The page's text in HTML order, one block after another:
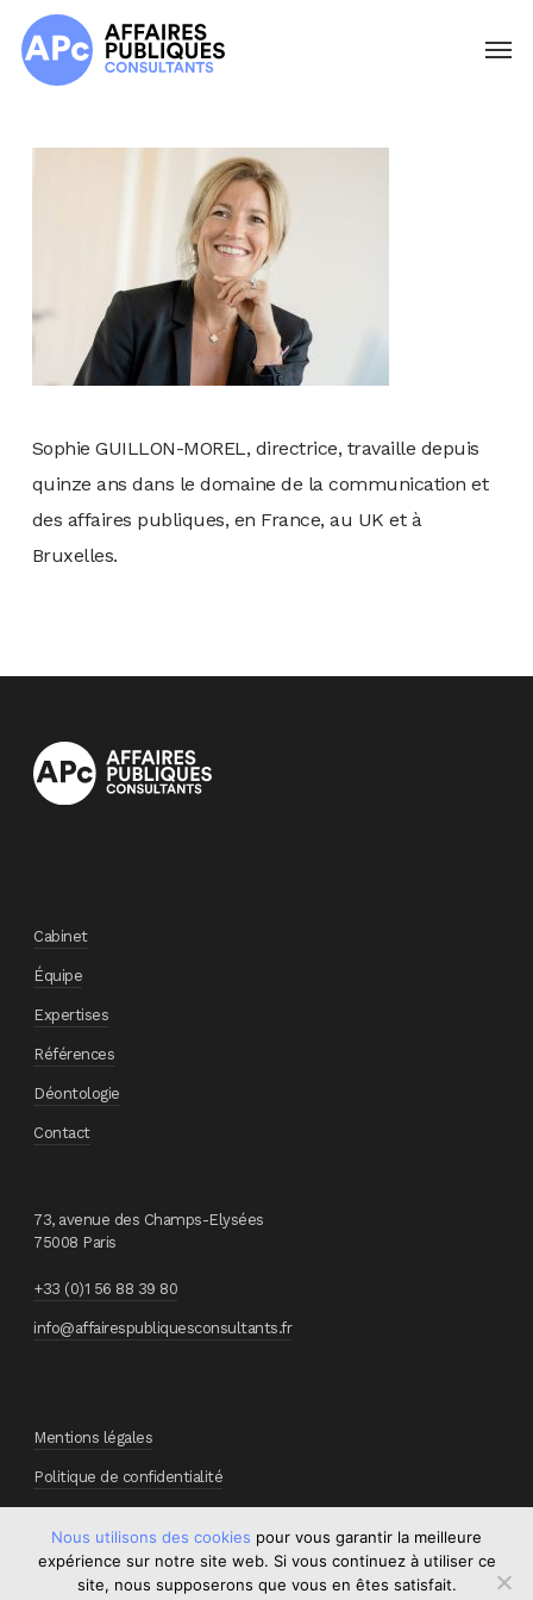
Skip
main
Sophie GUILLON-MOREL, directrice, travaille depuis
quinze ans dans le domaine de la communication et
des affaires publiques, en France, au UK et à
Bruxelles.
Cabinet
Équipe
Expertises
Références
Déontologie
Contact
73, avenue des Champs-Elysées
75008 Paris
+33 (0)1 56 88 39 80
info@affairespubliquesconsultants.fr
Mentions légales
Politique de confidentialité
Nous utilisons des cookies pour vous garantir la meilleure
expérience sur notre site web. Si vous continuez à utiliser ce
site, nous supposerons que vous en êtes satisfait.